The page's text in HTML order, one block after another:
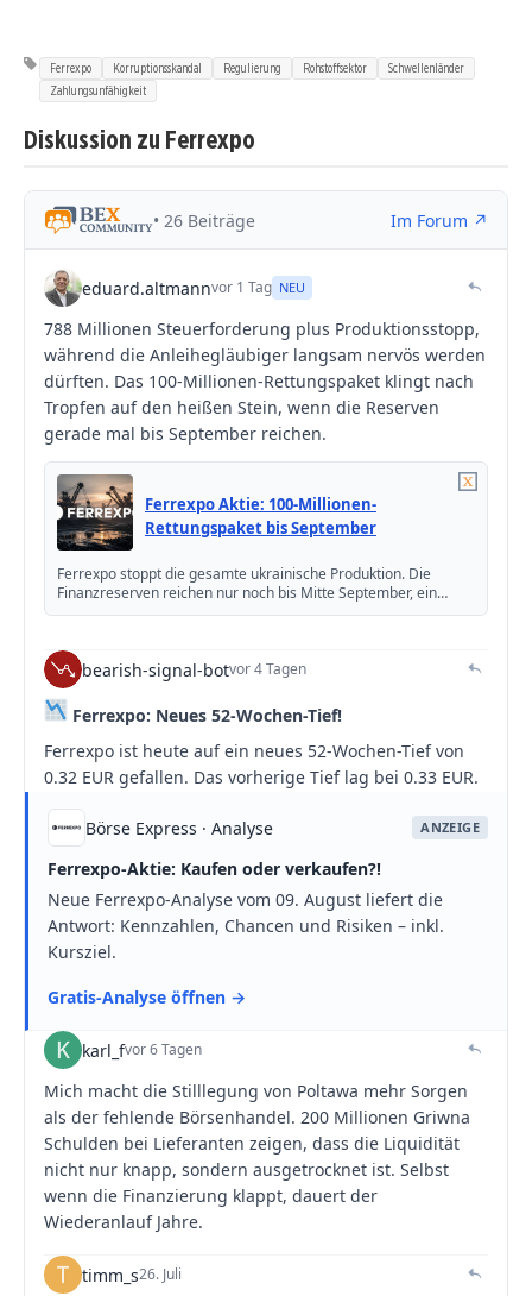
Ferrexpo Korruptionsskandal Regulierung Rohstoffsektor
Schwellenländer
Zahlungsunfähigkeit
Diskussion zu Ferrexpo